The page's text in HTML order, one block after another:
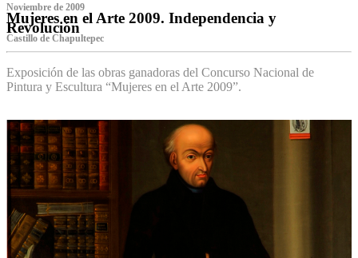
Noviembre de 2009
Mujeres en el Arte 2009. Independencia y
Revolución
Castillo de Chapultepec
Exposición de las obras ganadoras del Concurso Nacional de
Pintura y Escultura “Mujeres en el Arte 2009”.